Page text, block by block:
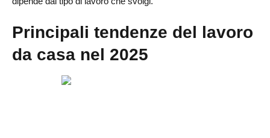
Principali tendenze del lavoro
da casa nel 2025